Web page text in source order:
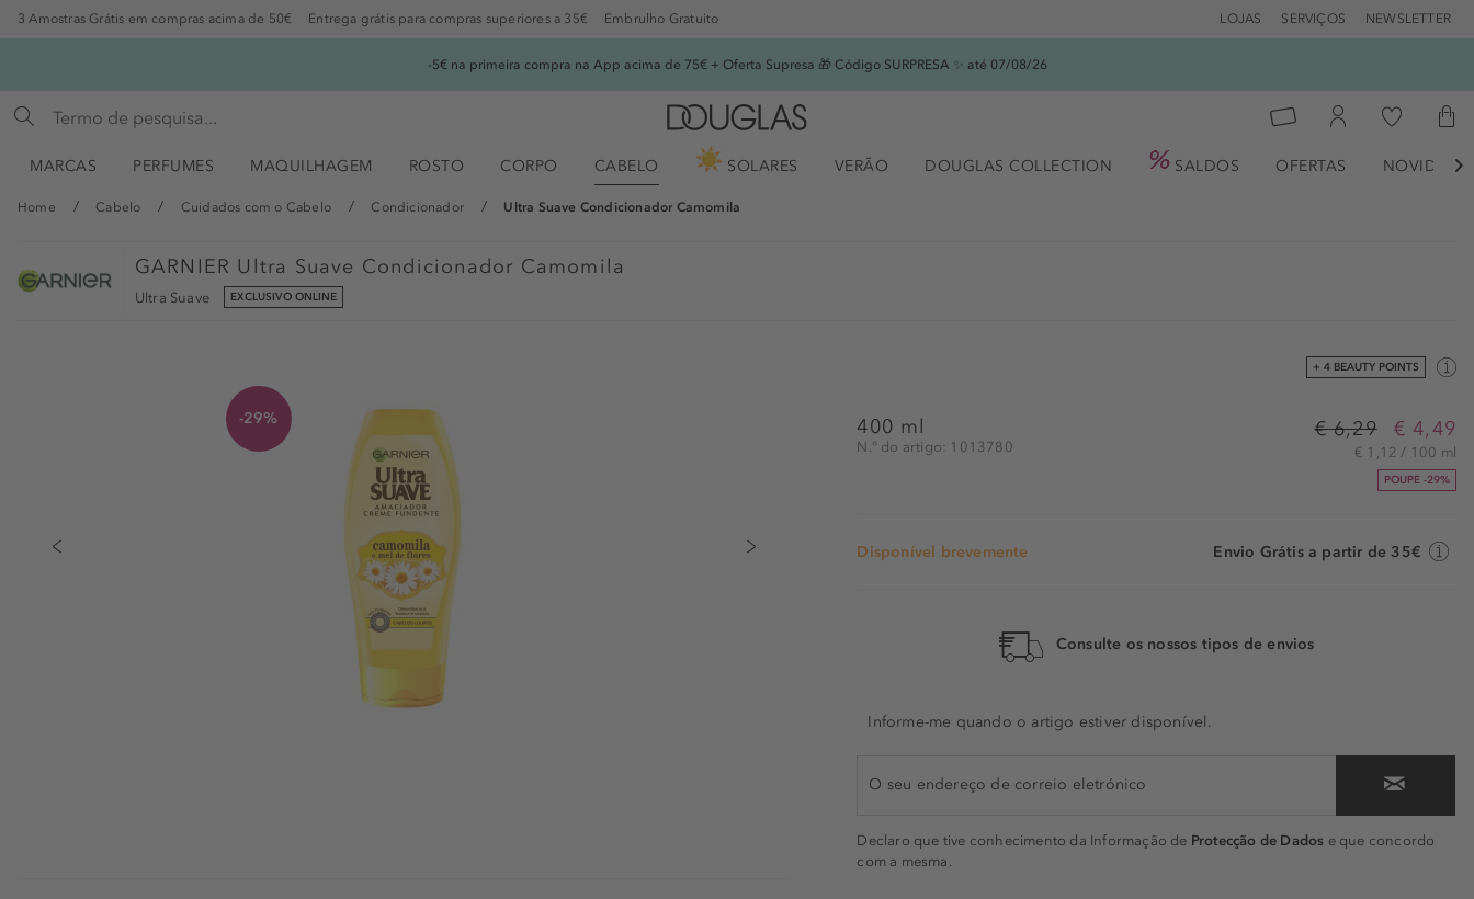
3 Amostras Grátis em compras acima de 50€ Entrega grátis para compras superiores a 35€ Embrulho Gratuito LOJAS SERVIÇOS NEWSLETTER
-5€ na primeira compra na App acima de 75€ + Oferta Supresa 🎁 Código SURPRESA ✨ até 07/08/26
MARCAS PERFUMES MAQUILHAGEM ROSTO CORPO CABELO SOLARES VERÃO DOUGLAS COLLECTION SALDOS OFERTAS 
Home Cabelo Cuidados com o Cabelo Condicionador Ultra Suave Condicionador Camomila
GARNIER Ultra Suave Condicionador Camomila
Ultra Suave EXCLUSIVO ONLINE
+ 4 BEAUTY POINTS
-29% 400 ml
N.° do artigo: 1013780
€ 6,29 € 4,49
€ 1,12 / 100 ml
POUPE -29%
Disponível brevemente Envio Grátis a partir de 35€
Consulte os nossos tipos de envios
Informe-me quando o artigo estiver disponível.
Declaro que tive conhecimento da Informação de Protecção de Dados e que concordo
com a mesma.